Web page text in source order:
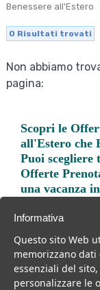
Benessere all'Estero
0 Risultati trovati
Non abbiamo
pagina:
Scopri le
all'Esteroche
Puoi
Offerte
una vacanza
Trova la
Informativa
Questo sito Web
memorizzano
essenziali del
personalizzare le